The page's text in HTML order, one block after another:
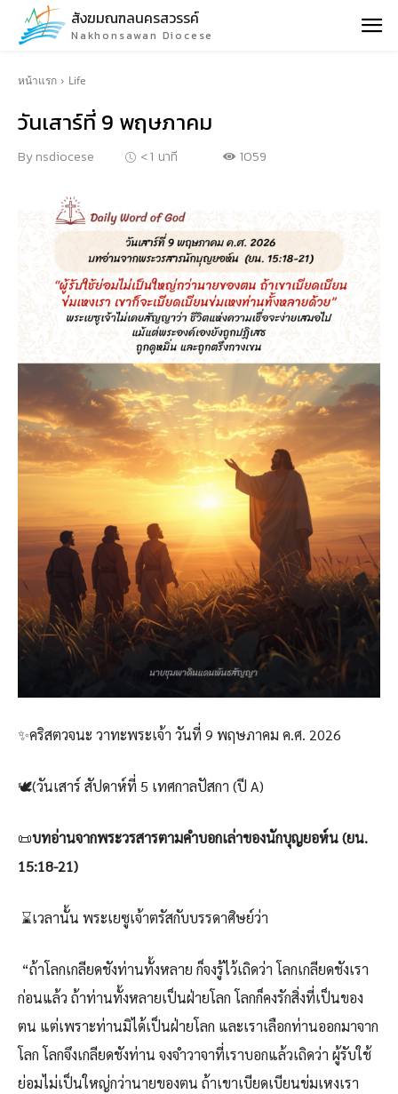
สังฆมณฑลนครสวรรค์
Nakhonsawan Diocese
หน้าแรก Life
วันเสาร์ที่ 9 พฤษภาคม
Bynsdiocese < 1 นาที 1059
✨คริสตวจนะ วาทะพระเจ้า วันที่ 9 พฤษภาคม ค.ศ. 2026
🕊️(วันเสาร์ สัปดาห์ที่ 5 เทศกาลปัสกา (ปี A)
📜บทอ่านจากพระวรสารตามคำบอกเล่าของนักบุญยอห์น (ยน.
15:18-21)
⌛เวลานั้น พระเยซูเจ้าตรัสกับบรรดาศิษย์ว่า
“ถ้าโลกเกลียดชังท่านทั้งหลาย ก็จงรู้ไว้เถิดว่า โลกเกลียดชังเรา
ก่อนแล้ว ถ้าท่านทั้งหลายเป็นฝ่ายโลก โลกก็คงรักสิ่งที่เป็นของ
ตน แต่เพราะท่านมิได้เป็นฝ่ายโลก และเราเลือกท่านออกมาจาก
โลก โลกจึงเกลียดชังท่าน จงจำวาจาที่เราบอกแล้วเถิดว่า ผู้รับใช้
ย่อมไม่เป็นใหญ่กว่านายของตน ถ้าเขาเบียดเบียนข่มเหงเรา